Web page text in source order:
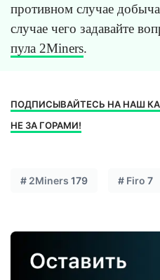
противном случае
случае чего задавайте
пула 2Miners.
ПОДПИСЫВАЙТЕСЬ НА НАШ
НЕ ЗА ГОРАМИ!
# 2Miners 179 # Firo 7